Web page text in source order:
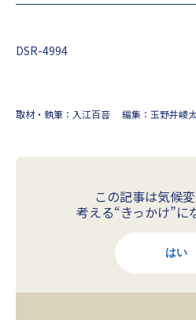
イト1000.（2026年5月8日閲覧）
1000/findings/newsflash/pdf/
※3：バードリサーチ.“カワウの巣
DSR-4994
取材・執筆：入江百音 編集：玉野井崚
この記事は気候
考える“きっかけ”に
はい